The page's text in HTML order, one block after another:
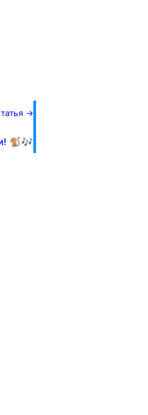
→
🐒🎶